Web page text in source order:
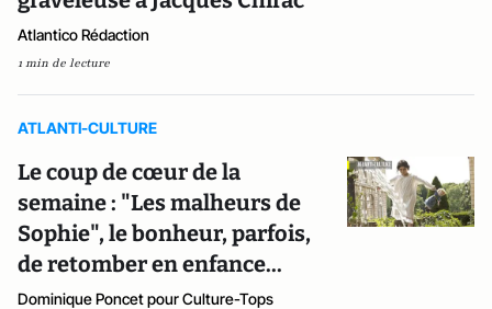
Atlantico Rédaction
1 min de lecture
ATLANTI-CULTURE
Le coup de cœur de la
semaine : "Les malheurs de
Sophie", le bonheur, parfois,
de retomber en enfance...
Dominique Poncet pour Culture-Tops